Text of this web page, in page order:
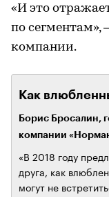
«И это
по сегментам»,
компании.
Как
Борис Бросалин,
компании
«В 2018 году
друга, как
могут не